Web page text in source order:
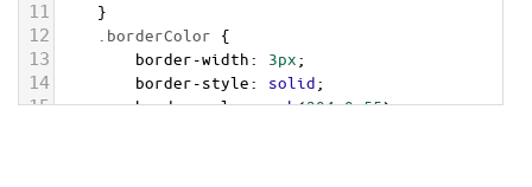
11 }
12 .borderColor {
13 border-width: 3px;
14 border-style: solid;
15 border-color: rgb(204,0,55);